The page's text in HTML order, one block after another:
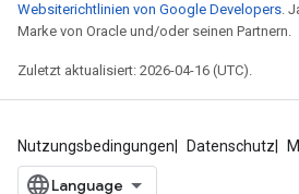
Websiterichtlinien von Google Developers.
Marke von Oracle und/oder seinen Partnern.
Zuletzt aktualisiert: 2026-04-16 (UTC).
Nutzungsbedingungen Datenschutz